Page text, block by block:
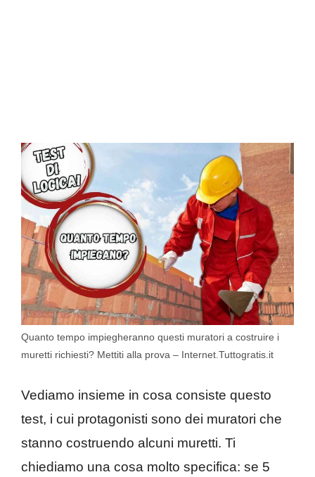
Quanto tempo impiegheranno questi muratori a costruire i
muretti richiesti? Mettiti alla prova – Internet.Tuttogratis.it
Vediamo insieme in cosa consiste questo
test, i cui protagonisti sono dei muratori che
stanno costruendo alcuni muretti. Ti
chiediamo una cosa molto specifica: se 5